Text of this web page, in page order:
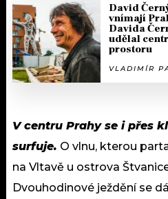
David
vnímají
Davida
udělal
prostoru
VLADIMÍR
V centru Prahy se i přes
surfuje. O vlnu, kterou
na Vltavě u ostrova
Dvouhodinové ježdění se